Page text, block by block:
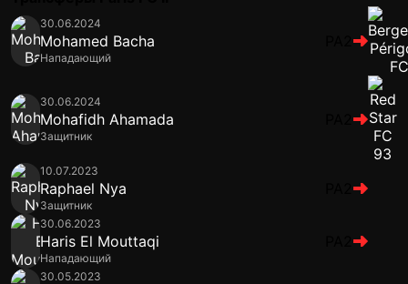
30.06.2024
Mohamed Bacha
Нападающий
30.06.2024
Mohafidh Ahamada
Защитник
10.07.2023
Raphael Nya
Защитник
30.06.2023
Haris El Mouttaqi
Нападающий
30.05.2023